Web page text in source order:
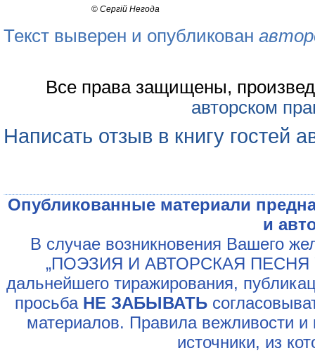
© Сергій Негода
Текст выверен и опубликован
Все права защищены,
авторском
Написать отзыв в книгу гостей
Опубликованные материали
и
В случае возникновения Вашего
„ПОЭЗИЯ И АВТОРСКАЯ ПЕСНЯ
дальнейшего тиражирования,
просьба НЕ ЗАБЫВАТЬ
материалов. Правила вежливости и
источники, из